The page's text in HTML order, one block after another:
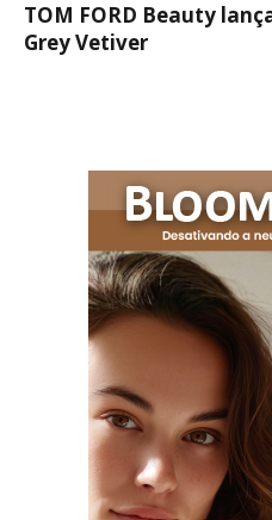
TOM FORD Beauty
Grey Vetiver